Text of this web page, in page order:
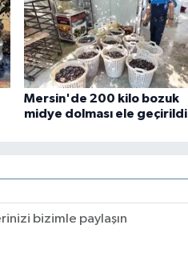
Mersin'de 200 kilo bozuk
midye dolması ele geçirildi